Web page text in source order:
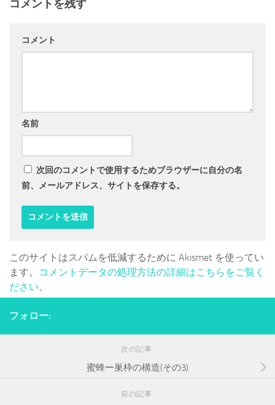
コメントを残す
コメント
名前
次回のコメントで使用するためブラウザーに自分の名
前、メールアドレス、サイトを保存する。
このサイトはスパムを低減するために Akismet を使ってい
ます。
コメントデータの処理方法の詳細はこちらをご覧く
ださい。
フォロー:
次の記事
蜜蜂ー巣枠の構造(その3)
前の記事